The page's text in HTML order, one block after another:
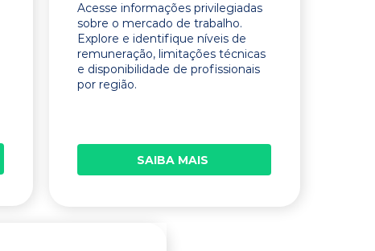
Acesse informações privilegiadas
sobre o mercado de trabalho.
Explore e identifique níveis de
remuneração, limitações técnicas
e disponibilidade de profissionais
por região.
SAIBA MAIS